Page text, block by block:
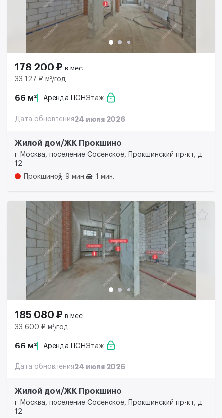
178 200 ₽ в мес
33 127 ₽ м²/год
66 м² Аренда ПСНЭтаж
Дата обновления24 июля 2026
Жилой дом/ЖК Прокшино
г Москва, поселение Сосенское, Прокшинский пр-кт, д
12
Прокшино
9 мин. 1 мин.
185 080 ₽ в мес
33 600 ₽ м²/год
66 м² Аренда ПСНЭтаж
Дата обновления24 июля 2026
Жилой дом/ЖК Прокшино
г Москва, поселение Сосенское, Прокшинский пр-кт, д
12